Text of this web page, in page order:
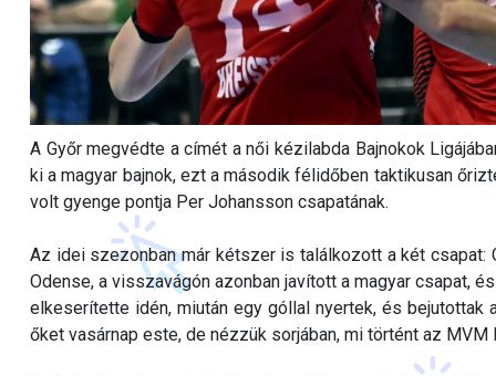
A Győr megvédte a címét a női kézilabda Bajnokok
ki a magyar bajnok, ezt a második félidőben taktikusan
volt gyenge pontja Per Johansson csapatának.
Az idei szezonban már kétszer is találkozott a két csapat:
Odense, a visszavágón azonban javított a magyar csapat,
elkeserítette idén, miután egy góllal nyertek, és
őket vasárnap este, de nézzük sorjában, mi történt az MVM